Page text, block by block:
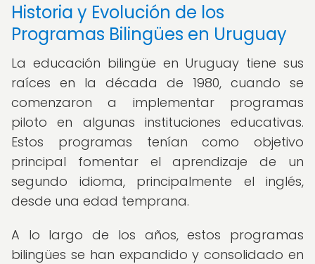
Historia y Evolución de los
Programas Bilingües en Uruguay
La educación bilingüe en Uruguay tiene sus
raíces en la década de 1980, cuando se
comenzaron a implementar programas
piloto en algunas instituciones educativas.
Estos programas tenían como objetivo
principal fomentar el aprendizaje de un
segundo idioma, principalmente el inglés,
desde una edad temprana.
A lo largo de los años, estos programas
bilingües se han expandido y consolidado en